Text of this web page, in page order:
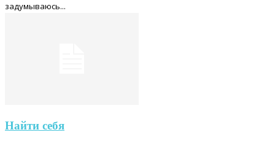
задумываюсь...
Найти себя